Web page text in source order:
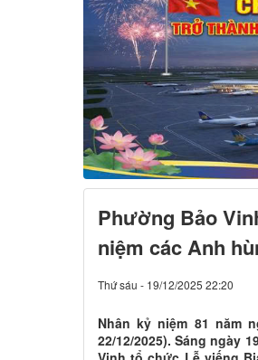
Phường Bảo
niệm các Anh
Thứ sáu - 19/12/2025 22:20
Nhân kỷ niệm 81 năm
22/12/2025). Sáng ngày